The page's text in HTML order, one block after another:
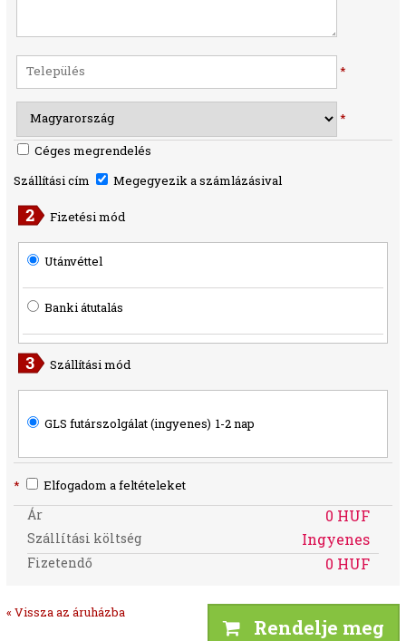
*
*
Céges megrendelés
Szállítási cím
Megegyezik a számlázásival
Fizetési mód
Utánvéttel
Banki átutalás
Szállítási mód
GLS futárszolgálat (ingyenes) 1-2 nap
* Elfogadom a feltételeket
Ár 0 HUF
Szállítási költség Ingyenes
Fizetendő 0 HUF
« Vissza az áruházba
Rendelje meg